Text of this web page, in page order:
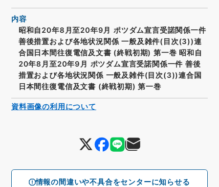
情報の間違いや不具合をセンターに知らせる
内容
昭和自20年8月至20年9月 ポツダム宣言受諾関係一件
善後措置および各地状況関係 一般及雑件(目次(3))連
合国日本間往復電信及文書 (終戦初期) 第一巻 昭和自
20年8月至20年9月 ポツダム宣言受諾関係一件 善後
措置および各地状況関係 一般及雑件(目次(3))連合国
日本間往復電信及文書 (終戦初期) 第一巻
資料画像の利用について